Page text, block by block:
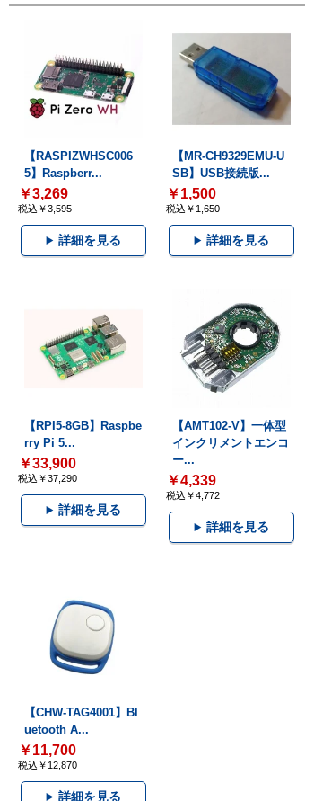
【RASPIZWHSC006
5】Raspberr...
￥3,269
税込￥3,595
詳細を見る
【MR-CH9329EMU-U
SB】USB接続版...
￥1,500
税込￥1,650
詳細を見る
【RPI5-8GB】Raspbe
rry Pi 5...
￥33,900
税込￥37,290
詳細を見る
【AMT102-V】一体型
インクリメントエンコ
ー...
￥4,339
税込￥4,772
詳細を見る
【CHW-TAG4001】Bl
uetooth A...
￥11,700
税込￥12,870
詳細を見る